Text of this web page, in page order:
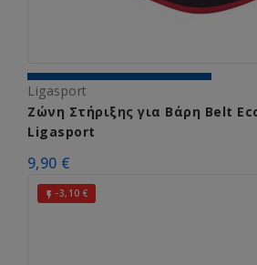
Ligasport
Ζώνη Στήριξης για Βάρη Belt
Ligasport
9,90 €
 -3,10 €